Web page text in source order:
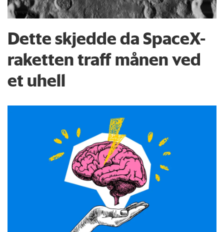
Dette skjedde da SpaceX-
raketten traff månen ved
et uhell